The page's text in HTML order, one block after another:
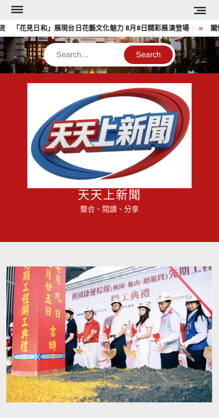
Skip
content
花見日和」展現台日花藝文化魅力 8月8日精彩展演登場 關懷
Search
天天上新聞
整合、閱讀、分享